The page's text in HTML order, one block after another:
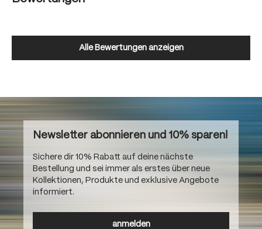
Alle Bewertungen anzeigen
Newsletter abonnieren und 10% sparen!
Sichere dir 10% Rabatt auf deine nächste
Bestellung und sei immer als erstes über neue
Kollektionen, Produkte und exklusive Angebote
informiert.
anmelden